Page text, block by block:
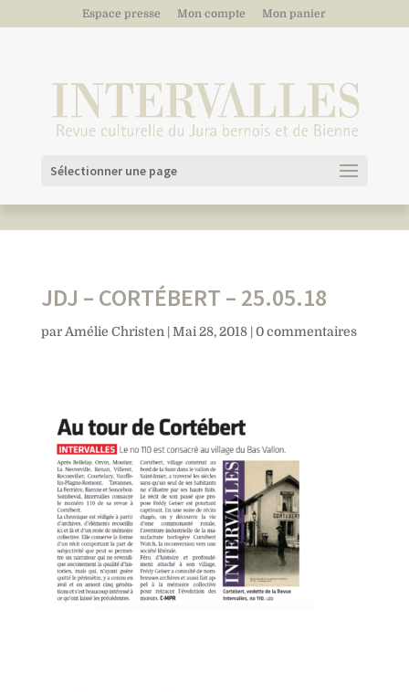
Espace presse Mon compte Mon panier
Sélectionner une page
JDJ – CORTÉBERT – 25.05.18
parAmélie Christen | Mai 28, 2018| 0 commentaires